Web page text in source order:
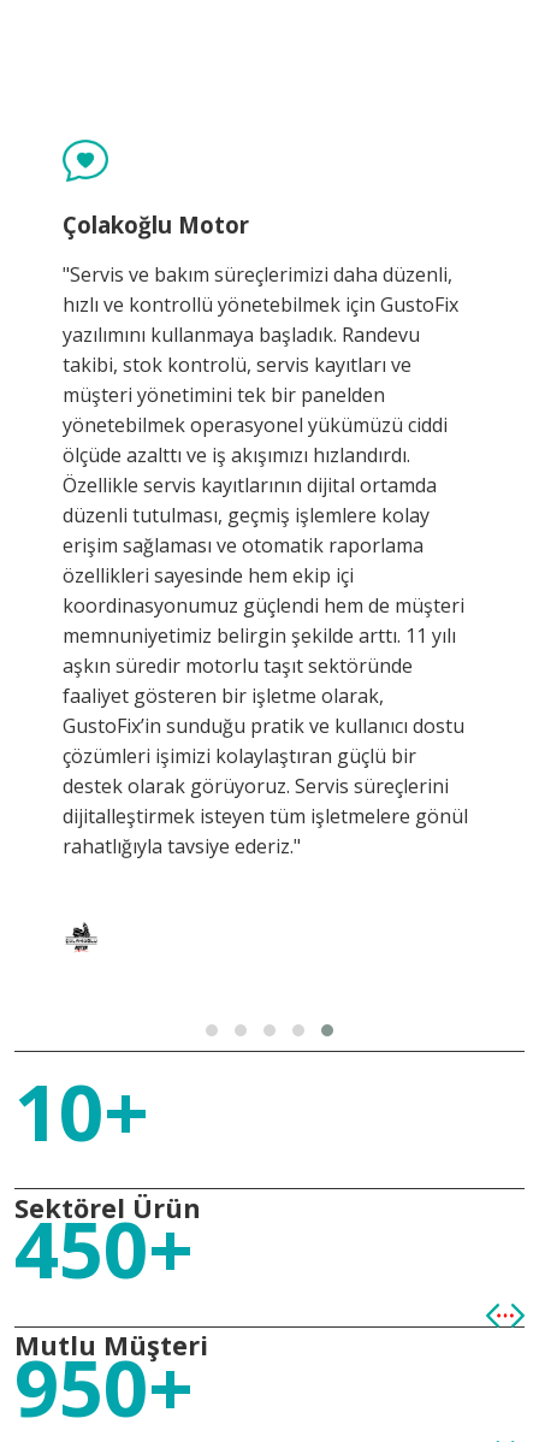
Çolakoğlu Motor
"Servis ve bakım süreçlerimizi daha düzenli,
hızlı ve kontrollü yönetebilmek için GustoFix
yazılımını kullanmaya başladık. Randevu
takibi, stok kontrolü, servis kayıtları ve
müşteri yönetimini tek bir panelden
yönetebilmek operasyonel yükümüzü ciddi
ölçüde azalttı ve iş akışımızı hızlandırdı.
Özellikle servis kayıtlarının dijital ortamda
düzenli tutulması, geçmiş işlemlere kolay
erişim sağlaması ve otomatik raporlama
özellikleri sayesinde hem ekip içi
koordinasyonumuz güçlendi hem de müşteri
memnuniyetimiz belirgin şekilde arttı. 11 yılı
aşkın süredir motorlu taşıt sektöründe
faaliyet gösteren bir işletme olarak,
GustoFix’in sunduğu pratik ve kullanıcı dostu
çözümleri işimizi kolaylaştıran güçlü bir
destek olarak görüyoruz. Servis süreçlerini
dijitalleştirmek isteyen tüm işletmelere gönül
rahatlığıyla tavsiye ederiz."
10+
Sektörel Ürün
450+
Mutlu Müşteri
950+